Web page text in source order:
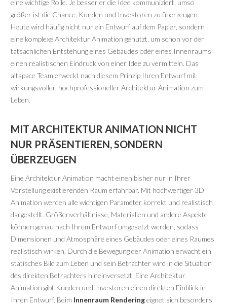
eine wichtige Rolle. Je besser er die Idee kommuniziert, umso
größer ist die Chance, Kunden und Investoren zu überzeugen.
Heute wird häufig nicht nur ein Entwurf auf dem Papier, sondern
eine komplexe Architektur Animation genutzt, um schon vor der
tatsächlichen Entstehung eines Gebäudes oder eines Innenraums
einen realistischen Eindruck von einer Idee zu vermitteln. Das
altspace Team erweckt nach diesem Prinzip Ihren Entwurf mit
wirkungsvoller, hochprofessioneller Architektur Animation zum
Leben.
MIT ARCHITEKTUR ANIMATION NICHT
NUR PRÄSENTIEREN, SONDERN
ÜBERZEUGEN
Eine Architektur Animation macht einen bisher nur in Ihrer
Vorstellung existierenden Raum erfahrbar. Mit hochwertiger 3D
Animation werden alle wichtigen Parameter korrekt und realistisch
dargestellt. Größenverhältnisse, Materialien und andere Aspekte
können genau nach Ihrem Entwurf umgesetzt werden, sodass
Dimensionen und Atmosphäre eines Gebäudes oder eines Raumes
realistisch wirken. Durch die Bewegung der Animation erwacht ein
statisches Bild zum Leben und sein Betrachter wird in die Situation
des direkten Betrachters hineinversetzt. Eine Architektur
Animation gibt Kunden und Investoren einen direkten Einblick in
Ihren Entwurf. Beim Innenraum Renderingeignet sich besonders